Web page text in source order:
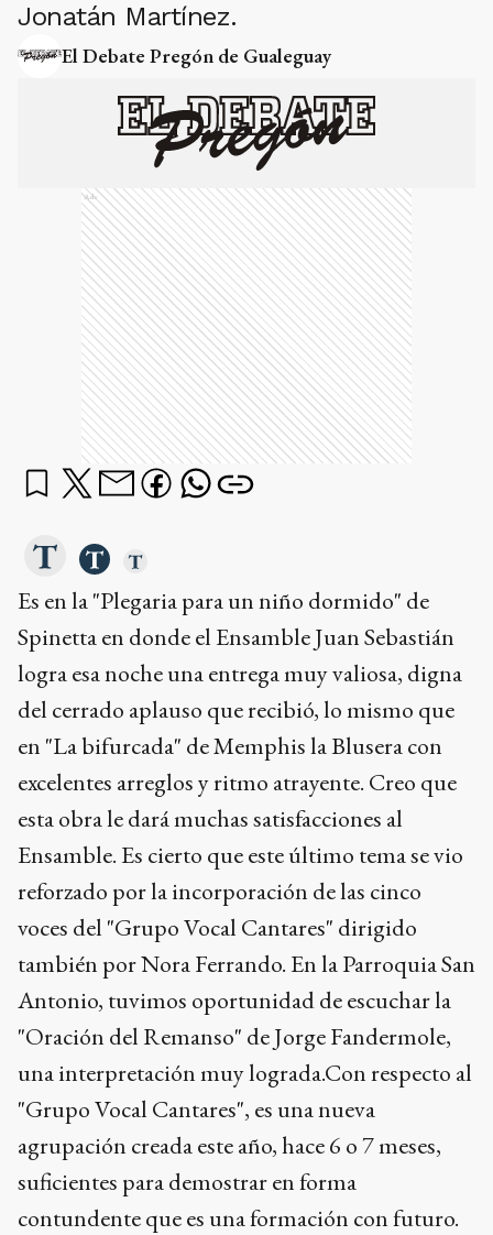
Jonatán Martínez.
El Debate Pregón de Gualeguay
Ads
Es en la "Plegaria para un niño dormido" de
Spinetta en donde el Ensamble Juan Sebastián
logra esa noche una entrega muy valiosa, digna
del cerrado aplauso que recibió, lo mismo que
en "La bifurcada" de Memphis la Blusera con
excelentes arreglos y ritmo atrayente. Creo que
esta obra le dará muchas satisfacciones al
Ensamble. Es cierto que este último tema se vio
reforzado por la incorporación de las cinco
voces del "Grupo Vocal Cantares" dirigido
también por Nora Ferrando. En la Parroquia San
Antonio, tuvimos oportunidad de escuchar la
"Oración del Remanso" de Jorge Fandermole,
una interpretación muy lograda.Con respecto al
"Grupo Vocal Cantares", es una nueva
agrupación creada este año, hace 6 o 7 meses,
suficientes para demostrar en forma
contundente que es una formación con futuro.